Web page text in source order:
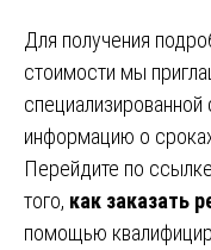
Для получения
стоимости мы
информацию о
Перейдите по
того, как заказать
помощью